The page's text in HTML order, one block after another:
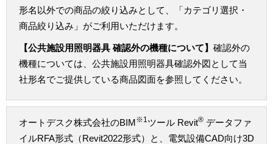
形名以外での商品の絞り込みとして、「カテゴリ選択・
商品絞り込み」がご利用いただけます。
【公共施設用照明器具 確認外の機種について】 確認外の
機種については、公共施設用照明器具確認外図として当
社形名でご提供している商品図面を参照してください。
オートデスク株式会社のBIM※1 ツール Revit® データファ
イルRFA形式（Revit2022形式）と、電気設備CAD向け3D